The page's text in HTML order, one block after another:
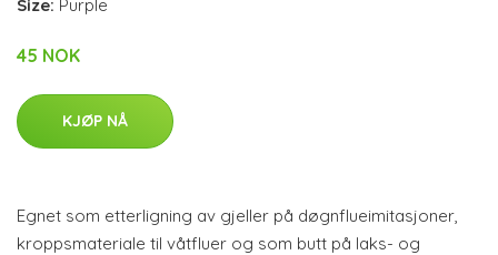
Size: Purple
45 NOK
KJØP NÅ
Egnet som etterligning av gjeller på døgnflueimitasjoner,
kroppsmateriale til våtfluer og som butt på laks- og